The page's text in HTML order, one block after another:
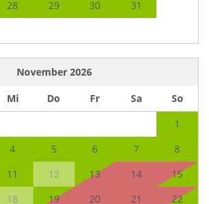
28 29 30 31
November 2026
Mi Do Fr Sa
So
1
4 5 6 7
8
11 12 13 14
15
18 19 20 21
22